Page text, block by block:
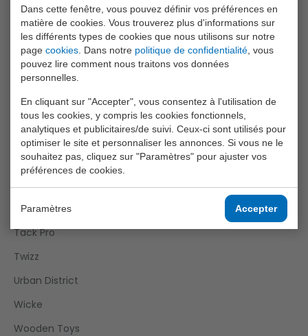
Dans cette fenêtre, vous pouvez définir vos préférences en
matière de cookies. Vous trouverez plus d'informations sur
les différents types de cookies que nous utilisons sur notre
page cookies . Dans notre politique de confidentialité , vous
pouvez lire comment nous traitons vos données
personnelles.
En cliquant sur "Accepter", vous consentez à l'utilisation de
tous les cookies, y compris les cookies fonctionnels,
analytiques et publicitaires/de suivi. Ceux-ci sont utilisés pour
optimiser le site et personnaliser les annonces. Si vous ne le
souhaitez pas, cliquez sur "Paramètres" pour ajuster vos
préférences de cookies.
Paramètres Accepter
Girls
Happy World
Home And Kitchen
Outdoor Fun
Roleplay
Science Explorer
Sports Active
Super Cars
Tack Pro
Twizz
Urban District
Wicke
Wooden Toys